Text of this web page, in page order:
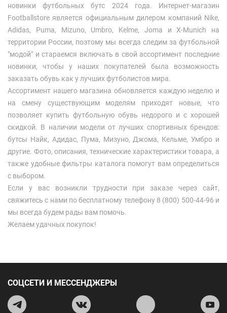
новинки футбольных бутс 2024 года. Интернет-магазин
Footballstore является официальным дилером компаний Nike,
Adidas, Puma, Mizuno, Umbro, Kelme, Joma и X-Munich на
территории России, поэтому мы всегда следим за футбольной
"модой" и стараемся включать в свой ассортимент последние
новинки, чтобы у наших покупателей была возможность
заказать обувь как у лучших футболистов мира.
Ассортимент нашего магазина обновляется каждую неделю и
на смену существующим моделям приходят новые, что
позволяет купить футбольную обувь недорого и с хорошей
скидкой. В наличии модели от лучших спортивных брендов:
бутсы Найк, Адидас, Пума, Мизуно, Джома, Кельме, Умбро и
другие. Фото, описания, технические характеристики товара, а
также удобные фильтры каталога помогут вам определиться
с выбором.
Если у вас возникли трудности при заказе через сайт,
свяжитесь с нами по бесплатному телефону 8 (800) 500-44-96 и
мы всегда будем рады вам помочь.
Желаем удачных покупок!
СОЦСЕТИ И МЕССЕНДЖЕРЫ